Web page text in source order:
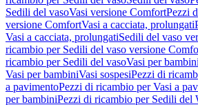
Sedili del vasoVasi versione ComfortPezzi
versione ComfortVasi a cacciata, prolungati
Vasi a cacciata, prolungatiSedili del vaso
ricambio per Sedili del vaso versione
ricambio per Sedili del vasoVasi per bambini
Vasi per bambiniVasi sospesiPezzi di
a pavimentoPezzi di ricambio per Vasi a
per bambiniPezzi di ricambio per Sedili del